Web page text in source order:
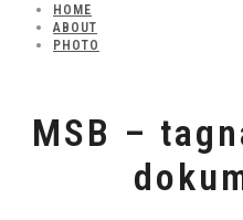
HOME
ABOUT
PHOTO
MSB –